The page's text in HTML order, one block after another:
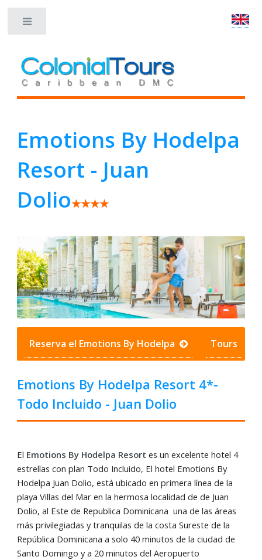
Emotions By Hodelpa
Resort - Juan
Dolio★★★★
Reserva el Emotions By Hodelpa Tours
Emotions By Hodelpa Resort 4*-
Todo Incluido - Juan Dolio
El Emotions By Hodelpa Resortes un excelente hotel 4
estrellas con plan Todo Incluido, El hotel Emotions By
Hodelpa Juan Dolio, está ubicado en primera línea de la
playa Villas del Mar en la hermosa localidad de de Juan
Dolio, al Este de Republica Dominicana una de las áreas
más privilegiadas y tranquilas de la costa Sureste de la
República Dominicana a solo 40 minutos de la ciudad de
Santo Domingo y a 20 minutos del Aeropuerto